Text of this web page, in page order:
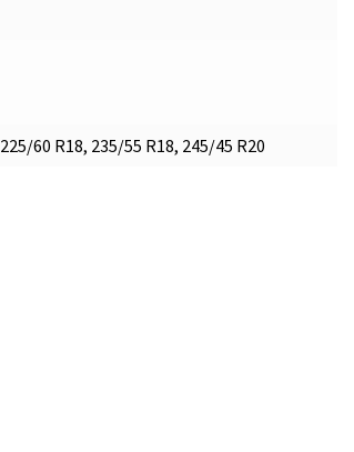
60 R18, 235/55 R18, 245/45 R20